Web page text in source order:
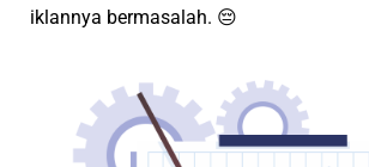
iklannya bermasalah. 😔